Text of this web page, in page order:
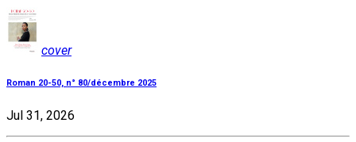
cover
Roman 20-50, n° 80/décembre 2025
Jul 31, 2026